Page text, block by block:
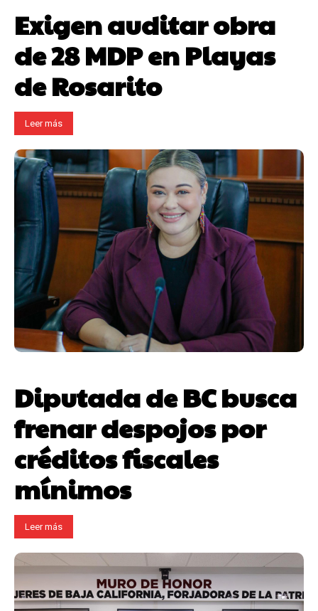
Exigen auditar obra
de 28 MDP en Playas
de Rosarito
Leer más
Diputada de BC busca
frenar despojos por
créditos fiscales
mínimos
Leer más